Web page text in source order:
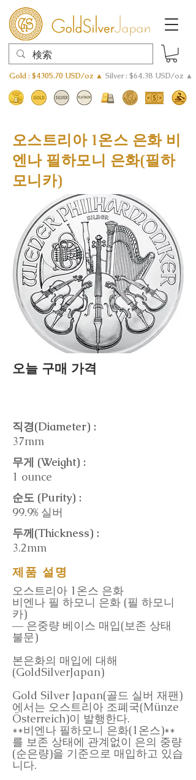
Gold : $4305.70 USD/oz ▲ Silver : $64.38 USD/oz ▲
오스트리아 1온스 은화 비
엔나 필하모니 은화(필하
모니카)
오늘 구매 가격
직경(Diameter) :
37mm
무게 (Weight) :
1 ounce
순도 (Purity) :
99.9% 실버
두께(Thickness) :
3.2mm
제품 설명
오스트리아 1온스 은화
비엔나 필 하모니 은화 (필 하모니
카)
― 은중량 베이스 매입(보존 상태
불문)
본은화의 매입에 대해
(GoldSilverJapan)
Gold Silver Japan(골드 실버 재팬)
에서는 오스트리아 조폐국(Münze
Österreich)이 발행한다.
**비엔나 필하모니 은화(1온스)**
를 보존 상태에 관계없이 은의 중량
(순은량)을 기준으로 매입하고 있습
니다.